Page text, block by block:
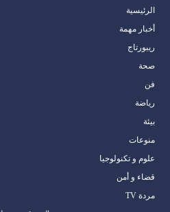
الرئيسية
أخبار مهمة
ريبورتاج
صحة
فن
رياضة
بيئة
منوعات
علوم و تكنولوجيا
قضاء و أمن
مردة TV